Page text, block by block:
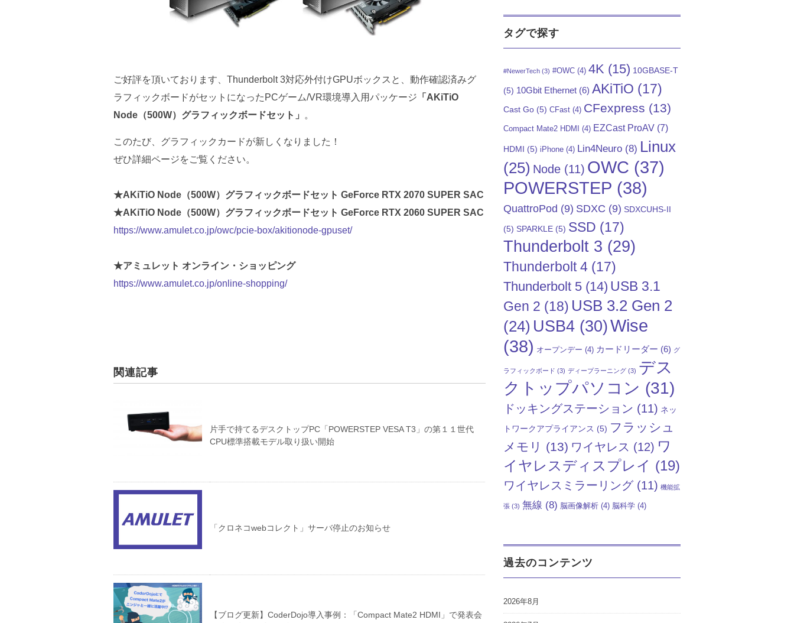
ご好評を頂いております、Thunderbolt 3対応外付けGPUボックスと、動作確認済みグ
ラフィックボードがセットになったPCゲーム/VR環境導入用パッケージ 「AKiTiO
Node（500W）グラフィックボードセット」
。
このたび、グラフィックカードが新しくなりました！
ぜひ詳細ページをご覧ください。
★AKiTiO Node（500W）グラフィックボードセット GeForce RTX 2070 SUPER SAC
★AKiTiO Node（500W）グラフィックボードセット GeForce RTX 2060 SUPER SAC
https://www.amulet.co.jp/owc/pcie-box/akitionode-gpuset/
★アミュレット オンライン・ショッピング
https://www.amulet.co.jp/online-shopping/
関連記事
片手で持てるデスクトップPC「POWERSTEP VESA T3」の第１１世代
CPU標準搭載モデル取り扱い開始
「クロネコwebコレクト」サーバ停止のお知らせ
【ブログ更新】CoderDojo導入事例：「Compact Mate2 HDMI」で発表会
タグで探す
#NewerTech (3) #OWC (4) 4K (15) 10GBASE-T
(5) 10Gbit Ethernet (6) AKiTiO (17)
Cast Go (5) CFast (4) CFexpress (13)
Compact Mate2 HDMI (4) EZCast ProAV (7)
HDMI (5) iPhone (4) Lin4Neuro (8) Linux
(25) Node (11) OWC (37)
POWERSTEP (38)
QuattroPod (9) SDXC (9) SDXCUHS-II
(5) SPARKLE (5) SSD (17)
Thunderbolt 3 (29)
Thunderbolt 4 (17)
Thunderbolt 5 (14) USB 3.1
Gen 2 (18) USB 3.2 Gen 2
(24) USB4 (30)Wise
(38) オープンデー (4) カードリーダー (6) グ
ラフィックボード (3) ディープラーニング (3) デス
クトップパソコン (31)
ドッキングステーション (11) ネッ
トワークアプライアンス (5) フラッシュ
メモリ (13) ワイヤレス (12) ワ
イヤレスディスプレイ (19)
ワイヤレスミラーリング(11) 機能拡
張 (3) 無線 (8) 脳画像解析 (4) 脳科学 (4)
過去のコンテンツ
2026年8月